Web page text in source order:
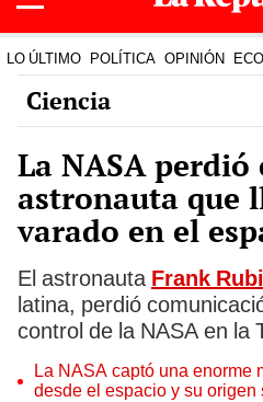
LO ÚLTIMO POLÍTICA OPINIÓN
Ciencia
La NASA
astronauta que
varado en el
El astronauta Frank
latina, perdió
control de la NASA en la
La NASA captó una enorme
desde el espacio y su